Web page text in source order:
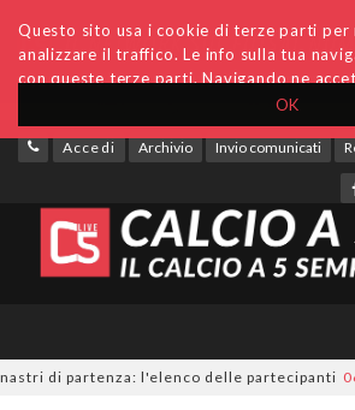
OK
Questo sito usa i cookie di terze parti per
analizzare il traffico. Le info sulla tua
con queste terze parti. Navigando ne
Accedi Archivio Invio comunicati
di partenza: l'elenco delle partecipanti 06/